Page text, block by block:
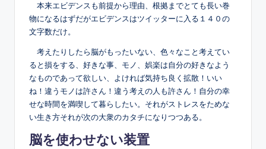
本来エビデンスも前提から理由、根拠までとても長い巻
物になるはずだがエビデンスはツイッターに入る１４０の
文字数だけ。
考えたりしたら脳がもったいない、色々なこと考えてい
ると損をする、好きな事、モノ、娯楽は自分の好きなよう
なものであって欲しい、よければ気持ち良く拡散！いい
ね！違うモノは許さん！違う考えの人も許さん！自分の幸
せな時間を満喫して暮らしたい。それがストレスをためな
い生き方それが次の大衆のカタチになりつつある。
脳を使わせない装置